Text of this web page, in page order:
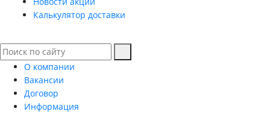
Калькулятор доставки
О компании
Вакансии
Договор
Информация